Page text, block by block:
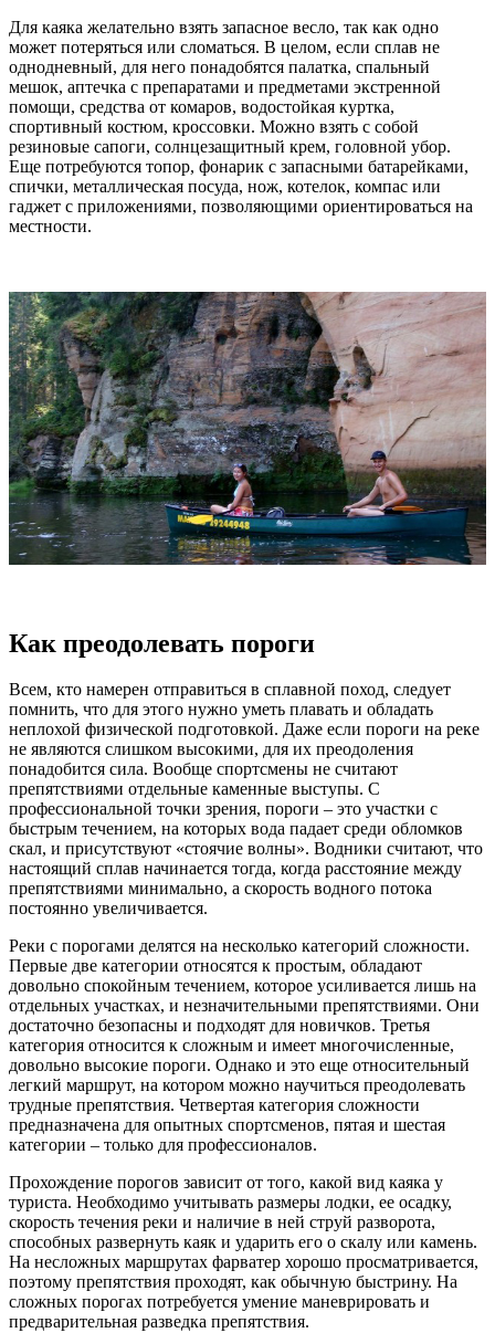
Для каяка желательно взять запасное весло, так как одно
может потеряться или сломаться. В целом, если сплав не
однодневный, для него понадобятся палатка, спальный
мешок, аптечка с препаратами и предметами экстренной
помощи, средства от комаров, водостойкая куртка,
спортивный костюм, кроссовки. Можно взять с собой
резиновые сапоги, солнцезащитный крем, головной убор.
Еще потребуются топор, фонарик с запасными батарейками,
спички, металлическая посуда, нож, котелок, компас или
гаджет с приложениями, позволяющими ориентироваться на
местности.
Как преодолевать пороги
Всем, кто намерен отправиться в сплавной поход, следует
помнить, что для этого нужно уметь плавать и обладать
неплохой физической подготовкой. Даже если пороги на реке
не являются слишком высокими, для их преодоления
понадобится сила. Вообще спортсмены не считают
препятствиями отдельные каменные выступы. С
профессиональной точки зрения, пороги – это участки с
быстрым течением, на которых вода падает среди обломков
скал, и присутствуют «стоячие волны». Водники считают, что
настоящий сплав начинается тогда, когда расстояние между
препятствиями минимально, а скорость водного потока
постоянно увеличивается.
Реки с порогами делятся на несколько категорий сложности.
Первые две категории относятся к простым, обладают
довольно спокойным течением, которое усиливается лишь на
отдельных участках, и незначительными препятствиями. Они
достаточно безопасны и подходят для новичков. Третья
категория относится к сложным и имеет многочисленные,
довольно высокие пороги. Однако и это еще относительный
легкий маршрут, на котором можно научиться преодолевать
трудные препятствия. Четвертая категория сложности
предназначена для опытных спортсменов, пятая и шестая
категории – только для профессионалов.
Прохождение порогов зависит от того, какой вид каяка у
туриста. Необходимо учитывать размеры лодки, ее осадку,
скорость течения реки и наличие в ней струй разворота,
способных развернуть каяк и ударить его о скалу или камень.
На несложных маршрутах фарватер хорошо просматривается,
поэтому препятствия проходят, как обычную быстрину. На
сложных порогах потребуется умение маневрировать и
предварительная разведка препятствия.